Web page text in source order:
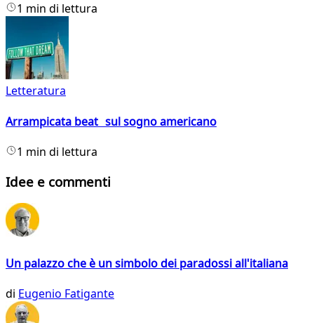
1 min di lettura
Letteratura
Arrampicata beat sul sogno americano
1 min di lettura
Idee e commenti
Un palazzo che è un simbolo dei paradossi all'italiana
di Eugenio Fatigante